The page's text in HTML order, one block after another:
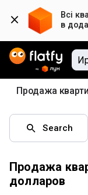
Всі
в
Продажа
Search
Продажа
долларов